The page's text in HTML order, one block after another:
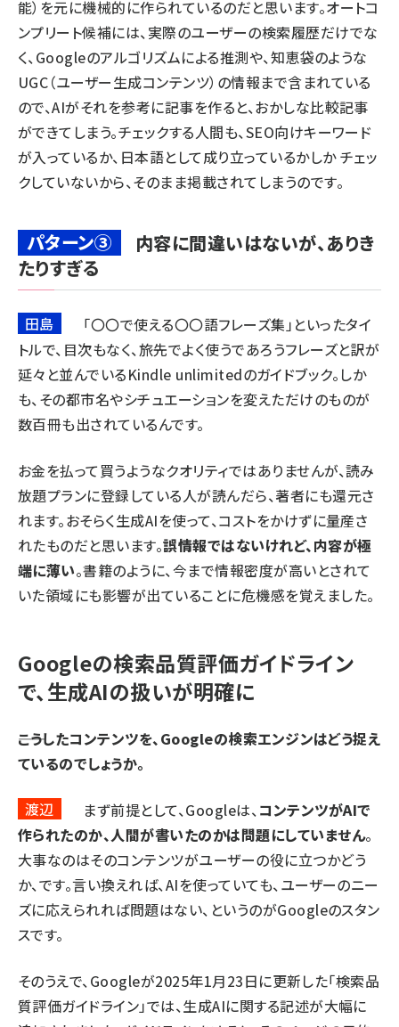
能）を元に機械的に作られているのだと思います。オートコ
ンプリート候補には、実際のユーザーの検索履歴だけでな
く、Googleのアルゴリズムによる推測や、知恵袋のような
UGC（ユーザー生成コンテンツ）の情報まで含まれている
ので、AIがそれを参考に記事を作ると、おかしな比較記事
ができてしまう。チェックする人間も、SEO向けキーワード
が入っているか、日本語として成り立っているかしか チェッ
クしていないから、そのまま掲載されてしまうのです。
パターン③
内容に間違いはないが、ありき
たりすぎる
田島
「〇〇で使える〇〇語フレーズ集」といったタイ
トルで、目次もなく、旅先でよく使うであろうフレーズと訳が
延々と並んでいるKindle unlimitedのガイドブック。しか
も、その都市名やシチュエーションを変えただけのものが
数百冊も出されているんです。
お金を払って買うようなクオリティではありませんが、読み
放題プランに登録している人が読んだら、著者にも還元さ
れます。おそらく生成AIを使って、コストをかけずに量産さ
れたものだと思います。誤情報ではないけれど、内容が極
端に薄い。書籍のように、今まで情報密度が高いとされて
いた領域にも影響が出ていることに危機感を覚えました。
Googleの検索品質評価ガイドライン
で、生成AIの扱いが明確に
――こうしたコンテンツを、Googleの検索エンジンはどう捉え
ているのでしょうか。
渡辺 まず前提として、Googleは、 コンテンツがAIで
作られたのか、人間が書いたのかは問題にしていません。
大事なのはそのコンテンツがユーザーの役に立つかどう
か、です。言い換えれば、AIを使っていても、ユーザーのニー
ズに応えられれば問題はない、というのがGoogleのスタン
スです。
そのうえで、Googleが2025年1月23日に更新した「検索品
質評価ガイドライン」では、生成AIに関する記述が大幅に